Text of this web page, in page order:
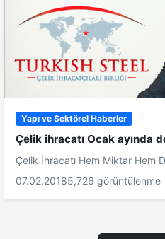
Yapı ve Sektörel Haberler
Çelik ihracatı Ocak ayında
Çelik İhracatı Hem Miktar Hem
07.02.20185,726 görüntülenme